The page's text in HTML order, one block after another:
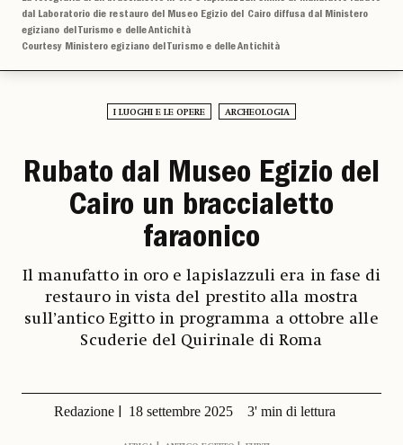
dal Laboratorio die restauro del Museo Egizio del Cairo diffusa dal Ministero
egiziano del Turismo e delle Antichità
Courtesy Ministero egiziano del Turismo e delle Antichità
I LUOGHI E LE OPERE ARCHEOLOGIA
Rubato dal Museo Egizio del
Cairo un braccialetto
faraonico
Il manufatto in oro e lapislazzuli era in fase di
restauro in vista del prestito alla mostra
sull’antico Egitto in programma a ottobre alle
Scuderie del Quirinale di Roma
Redazione 18 settembre 2025 3' min di lettura